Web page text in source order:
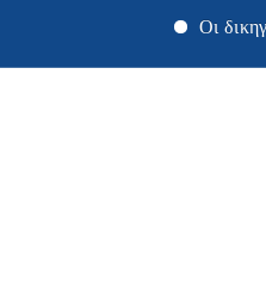
Οι δικηγόροι